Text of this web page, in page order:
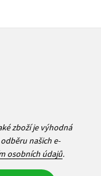
zboží je výhodná
našich e-
osobních údajů.